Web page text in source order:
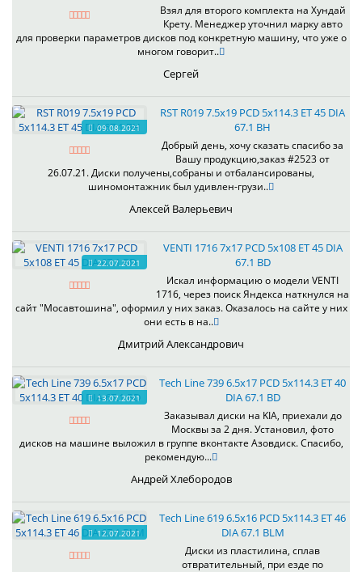
Взял для второго комплекта на Хундай
Крету. Менеджер уточнил марку авто
для проверки параметров дисков под конкретную машину, что уже о
многом говорит..
Сергей
09.08.2021
RST R019 7.5x19 PCD 5x114.3 ET 45 DIA
67.1 BH
Добрый день, хочу сказать спасибо за
Вашу продукцию,заказ #2523 от
26.07.21. Диски получены,собраны и отбалансированы,
шиномонтажник был удивлен-грузи..
Алексей Валерьевич
22.07.2021
VENTI 1716 7x17 PCD 5x108 ET 45 DIA
67.1 BD
Искал информацию о модели VENTI
1716, через поиск Яндекса наткнулся на
сайт "Мосавтошина", оформил у них заказ. Оказалось на сайте у них
они есть в на..
Дмитрий Александрович
13.07.2021
Tech Line 739 6.5x17 PCD 5x114.3 ET 40
DIA 67.1 BD
Заказывал диски на KIA, приехали до
Москвы за 2 дня. Установил, фото
дисков на машине выложил в группе вконтакте Азовдиск. Спасибо,
рекомендую...
Андрей Хлебородов
12.07.2021
Tech Line 619 6.5x16 PCD 5x114.3 ET 46
DIA 67.1 BLM
Диски из пластилина, сплав
отвратительный, при езде по